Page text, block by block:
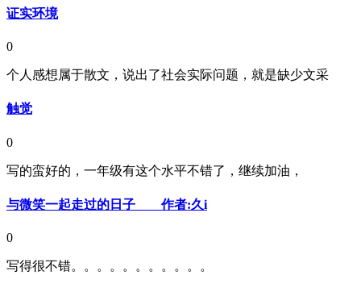
证实环境
0
个人感想属于散文，说出了社会实际问题，就是缺少文采
触觉
0
写的蛮好的，一年级有这个水平不错了，继续加油，
与微笑一起走过的日子 作者:久i
0
写得很不错。。。。。。。。。。。